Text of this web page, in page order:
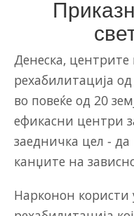
Денеска,
рехабилитација
во повеќе од 20
ефикасни центри
заедничка цел - да
канџите на
Нарконон користи